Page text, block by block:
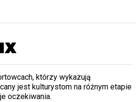
którzy wykazują
jest kulturystom na różnym etapie
oczekiwania.